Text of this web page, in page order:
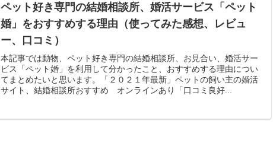
ペット好き専門の結婚相談所、婚活サービス「ペット
婚」をおすすめする理由（使ってみた感想、レビュ
ー、口コミ）
本記事では動物、ペット好き専門の結婚相談所、お見合い、婚活サー
ビス「ペット婚」を利用して分かったこと、おすすめする理由につい
てまとめたいと思います。「２０２１年最新」ペットの飼い主の婚活
サイト、結婚相談所おすすめ オンラインあり「口コミ良好...